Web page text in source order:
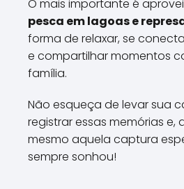
O mais importante é
pesca em lagoas e
forma de relaxar, se
e compartilhar momentos
família.
Não esqueça de levar sua
registrar essas memórias e,
mesmo aquela captura
sempre sonhou!